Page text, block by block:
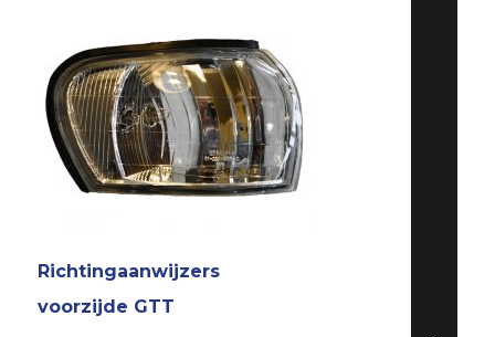
Richtingaanwijzers
voorzijde GTT